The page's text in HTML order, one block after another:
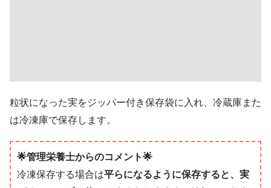
粒状になった実をジッパー付き保存袋に入れ、冷蔵庫また
は冷凍庫で保存します。
🌟管理栄養士からのコメント🌟
冷凍保存する場合は平らになるように保存すると、実